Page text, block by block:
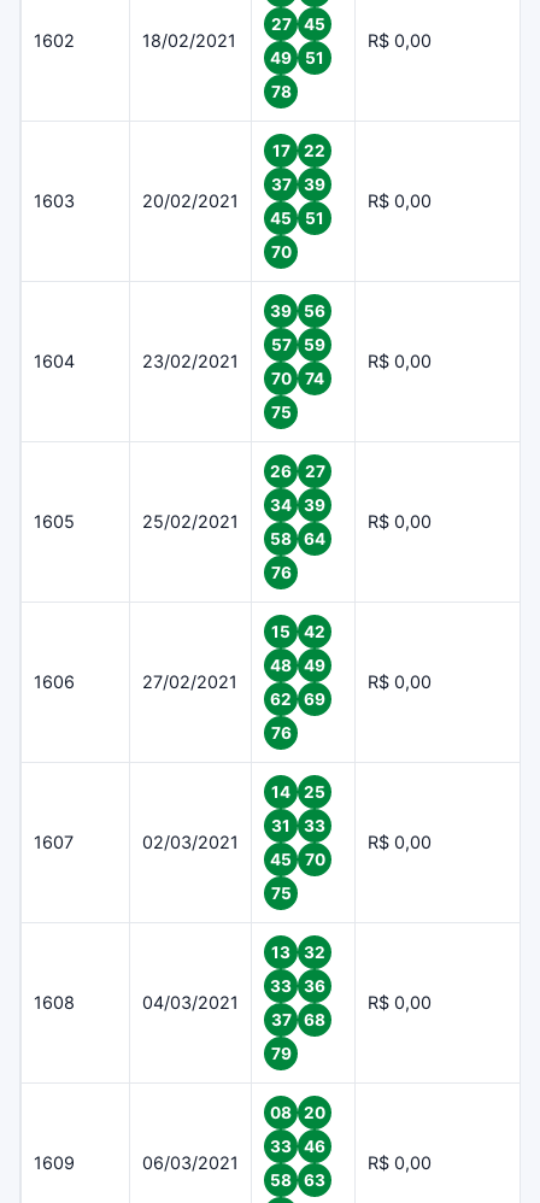
1602 18/02/2021
27
45
49
51
78
R$ 0,00
1603 20/02/2021
17
22
37
39
45
51
70
R$ 0,00
1604 23/02/2021
39
56
57
59
70
74
75
R$ 0,00
1605 25/02/2021
26
27
34
39
58
64
76
R$ 0,00
1606 27/02/2021
15
42
48
49
62
69
76
R$ 0,00
1607 02/03/2021
14
25
31
33
45
70
75
R$ 0,00
1608 04/03/2021
13
32
33
36
37
68
79
R$ 0,00
1609 06/03/2021
08
20
33
46
58
63
R$ 0,00